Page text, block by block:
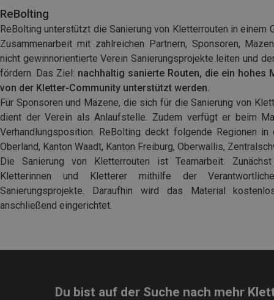
ReBolting
ReBolting unterstützt die Sanierung von Kletterrouten in einem
Zusammenarbeit mit zahlreichen Partnern, Sponsoren,
nicht gewinnorientierte Verein Sanierungsprojekte leiten und
fördern. Das Ziel: nachhaltig sanierte Routen, die ein hohes
von der Kletter-Community unterstützt werden.
Für Sponsoren und Mäzene, die sich für die Sanierung von
dient der Verein als Anlaufstelle. Zudem verfügt er beim
Verhandlungsposition. ReBolting deckt folgende Regionen
Oberland, Kanton Waadt, Kanton Freiburg, Oberwallis,
Die Sanierung von Kletterrouten ist Teamarbeit.
Kletterinnen und Kletterer mithilfe der
Sanierungsprojekte. Daraufhin wird das Material
anschließend eingerichtet.
Du bist auf der Suche nach mehr